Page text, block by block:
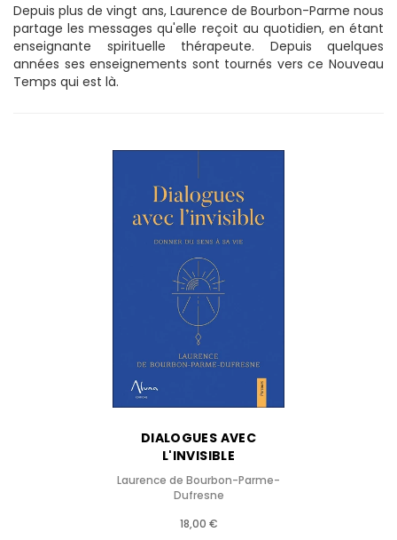
Depuis plus de vingt ans, Laurence de Bourbon-Parme nous
partage les messages qu'elle reçoit au quotidien, en étant
enseignante spirituelle thérapeute. Depuis quelques
années ses enseignements sont tournés vers ce Nouveau
Temps qui est là.
DIALOGUES AVEC
L'INVISIBLE
Laurence de Bourbon-Parme-
Dufresne
18,00 €